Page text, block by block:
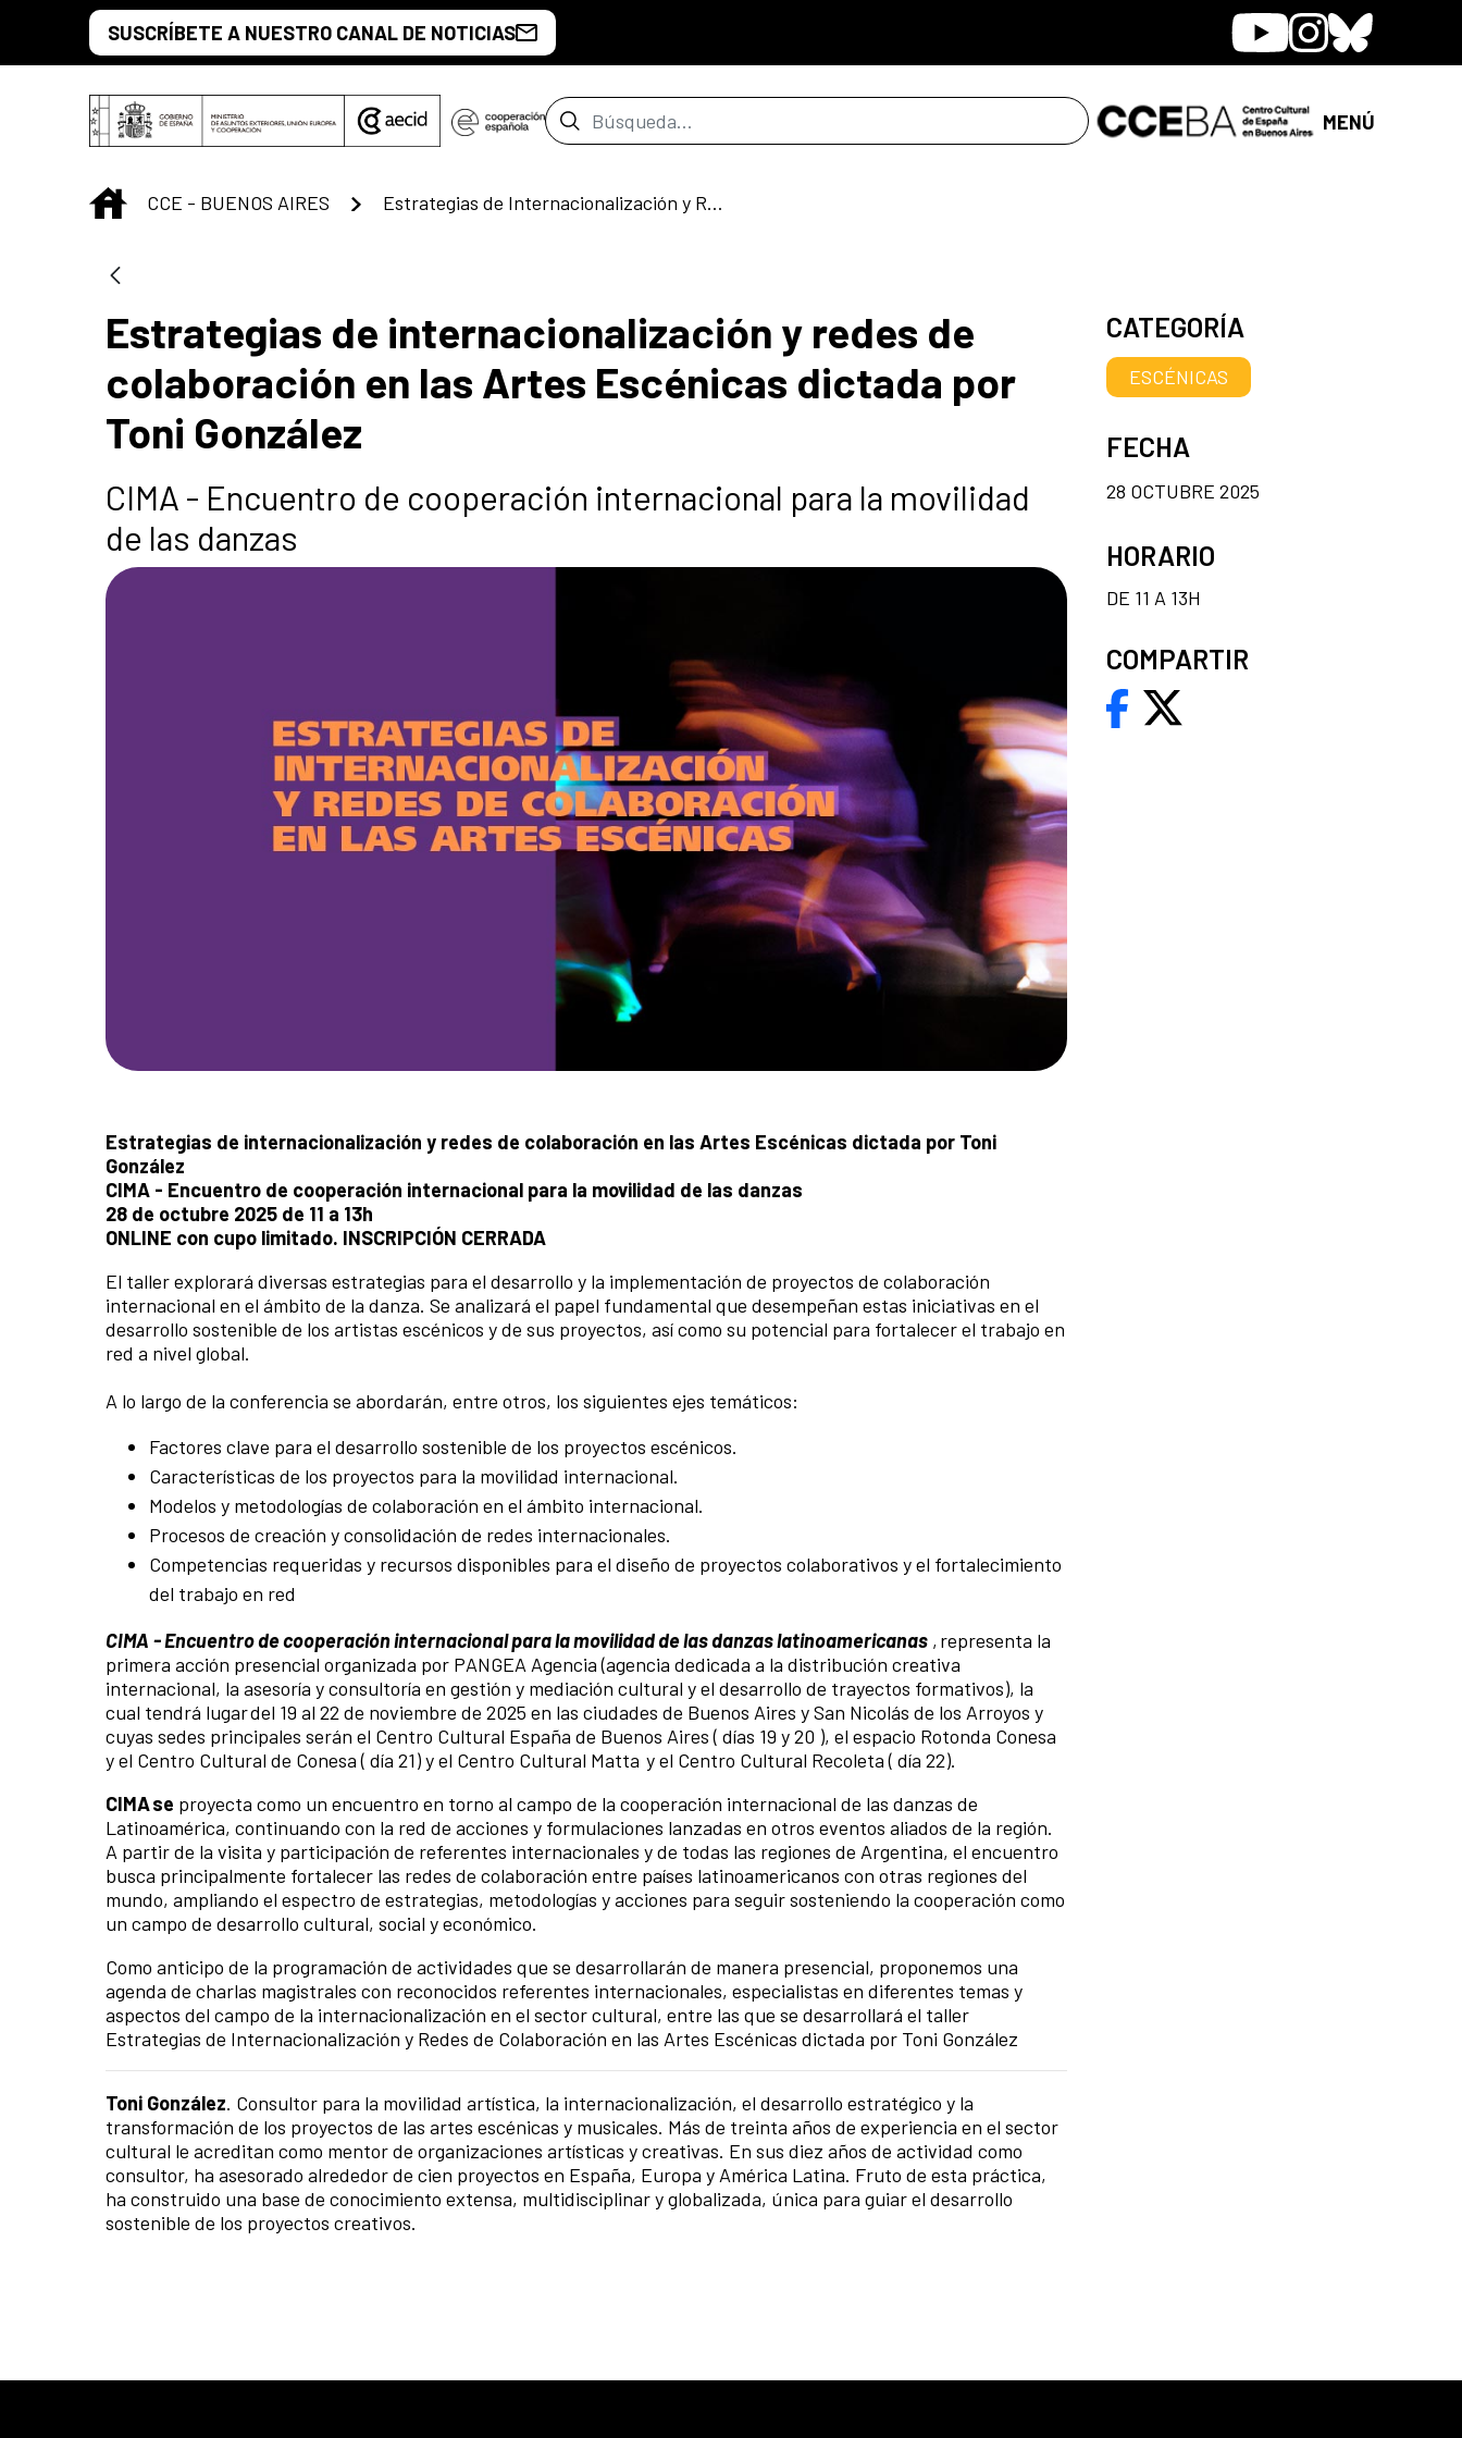
Saltar al contenido principal
SUSCRÍBETE A NUESTRO CANAL DE NOTICIAS YoutubeInstagram
Bluesky
Barra de búsqueda MENÚ
INICIO
CCE - BUENOS AIRES Estrategias de Internacionalización y Redes de Colaboración en las Artes Escénicas dictada por Toni González
Estrategias de internacionalización y redes de
colaboración en las Artes Escénicas dictada por
Toni González
CIMA - Encuentro de cooperación internacional para la movilidad
de las danzas
Estrategias de internacionalización y redes de colaboración en las Artes Escénicas dictada por Toni
González
CIMA - Encuentro de cooperación internacional para la movilidad de las danzas
28 de octubre 2025 de 11 a 13h
ONLINE con cupo limitado. INSCRIPCIÓN CERRADA
El taller explorará diversas estrategias para el desarrollo y la implementación de proyectos de colaboración
internacional en el ámbito de la danza. Se analizará el papel fundamental que desempeñan estas iniciativas en el
desarrollo sostenible de los artistas escénicos y de sus proyectos, así como su potencial para fortalecer el trabajo en
red a nivel global.
A lo largo de la conferencia se abordarán, entre otros, los siguientes ejes temáticos:
Factores clave para el desarrollo sostenible de los proyectos escénicos.
Características de los proyectos para la movilidad internacional.
Modelos y metodologías de colaboración en el ámbito internacional.
Procesos de creación y consolidación de redes internacionales.
Competencias requeridas y recursos disponibles para el diseño de proyectos colaborativos y el fortalecimiento
del trabajo en red
CIMA - Encuentro de cooperación internacional para la movilidad de las danzas latinoamericanas , representa la
primera acción presencial organizada por PANGEA Agencia (agencia dedicada a la distribución creativa
internacional, la asesoría y consultoría en gestión y mediación cultural y el desarrollo de trayectos formativos), la
cual tendrá lugar del 19 al 22 de noviembre de 2025 en las ciudades de Buenos Aires y San Nicolás de los Arroyos y
cuyas sedes principales serán el Centro Cultural España de Buenos Aires ( días 19 y 20 ), el espacio Rotonda Conesa
y el Centro Cultural de Conesa ( día 21) y el Centro Cultural Matta y el Centro Cultural Recoleta ( día 22).
CIMA se proyecta como un encuentro en torno al campo de la cooperación internacional de las danzas de
Latinoamérica, continuando con la red de acciones y formulaciones lanzadas en otros eventos aliados de la región.
A partir de la visita y participación de referentes internacionales y de todas las regiones de Argentina, el encuentro
busca principalmente fortalecer las redes de colaboración entre países latinoamericanos con otras regiones del
mundo, ampliando el espectro de estrategias, metodologías y acciones para seguir sosteniendo la cooperación como
un campo de desarrollo cultural, social y económico.
Como anticipo de la programación de actividades que se desarrollarán de manera presencial, proponemos una
agenda de charlas magistrales con reconocidos referentes internacionales, especialistas en diferentes temas y
aspectos del campo de la internacionalización en el sector cultural, entre las que se desarrollará el taller
Estrategias de Internacionalización y Redes de Colaboración en las Artes Escénicas dictada por Toni González
Toni González. Consultor para la movilidad artística, la internacionalización, el desarrollo estratégico y la
transformación de los proyectos de las artes escénicas y musicales. Más de treinta años de experiencia en el sector
cultural le acreditan como mentor de organizaciones artísticas y creativas. En sus diez años de actividad como
consultor, ha asesorado alrededor de cien proyectos en España, Europa y América Latina. Fruto de esta práctica,
ha construido una base de conocimiento extensa, multidisciplinar y globalizada, única para guiar el desarrollo
sostenible de los proyectos creativos.
CATEGORÍA
ESCÉNICAS
FECHA
28 OCTUBRE 2025
HORARIO
DE 11 A 13H
COMPARTIR